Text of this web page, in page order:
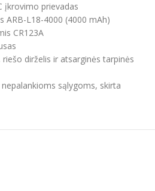
įkrovimo prievadas
ARB-L18-4000 (4000 mAh)
CR123A
dirželis ir atsarginės tarpinės
sąlygoms, skirta